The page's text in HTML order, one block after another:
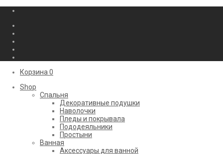
Корзина 0
Shop
Cпальня
Декоративные подушки
Наволочки
Пледы и покрывала
Пододеяльники
Простыни
Ванная
Аксессуары для ванной